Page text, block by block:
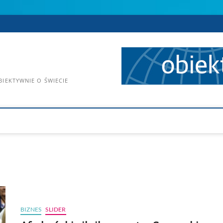
O ŚWIECIE
BIZNES SLIDER